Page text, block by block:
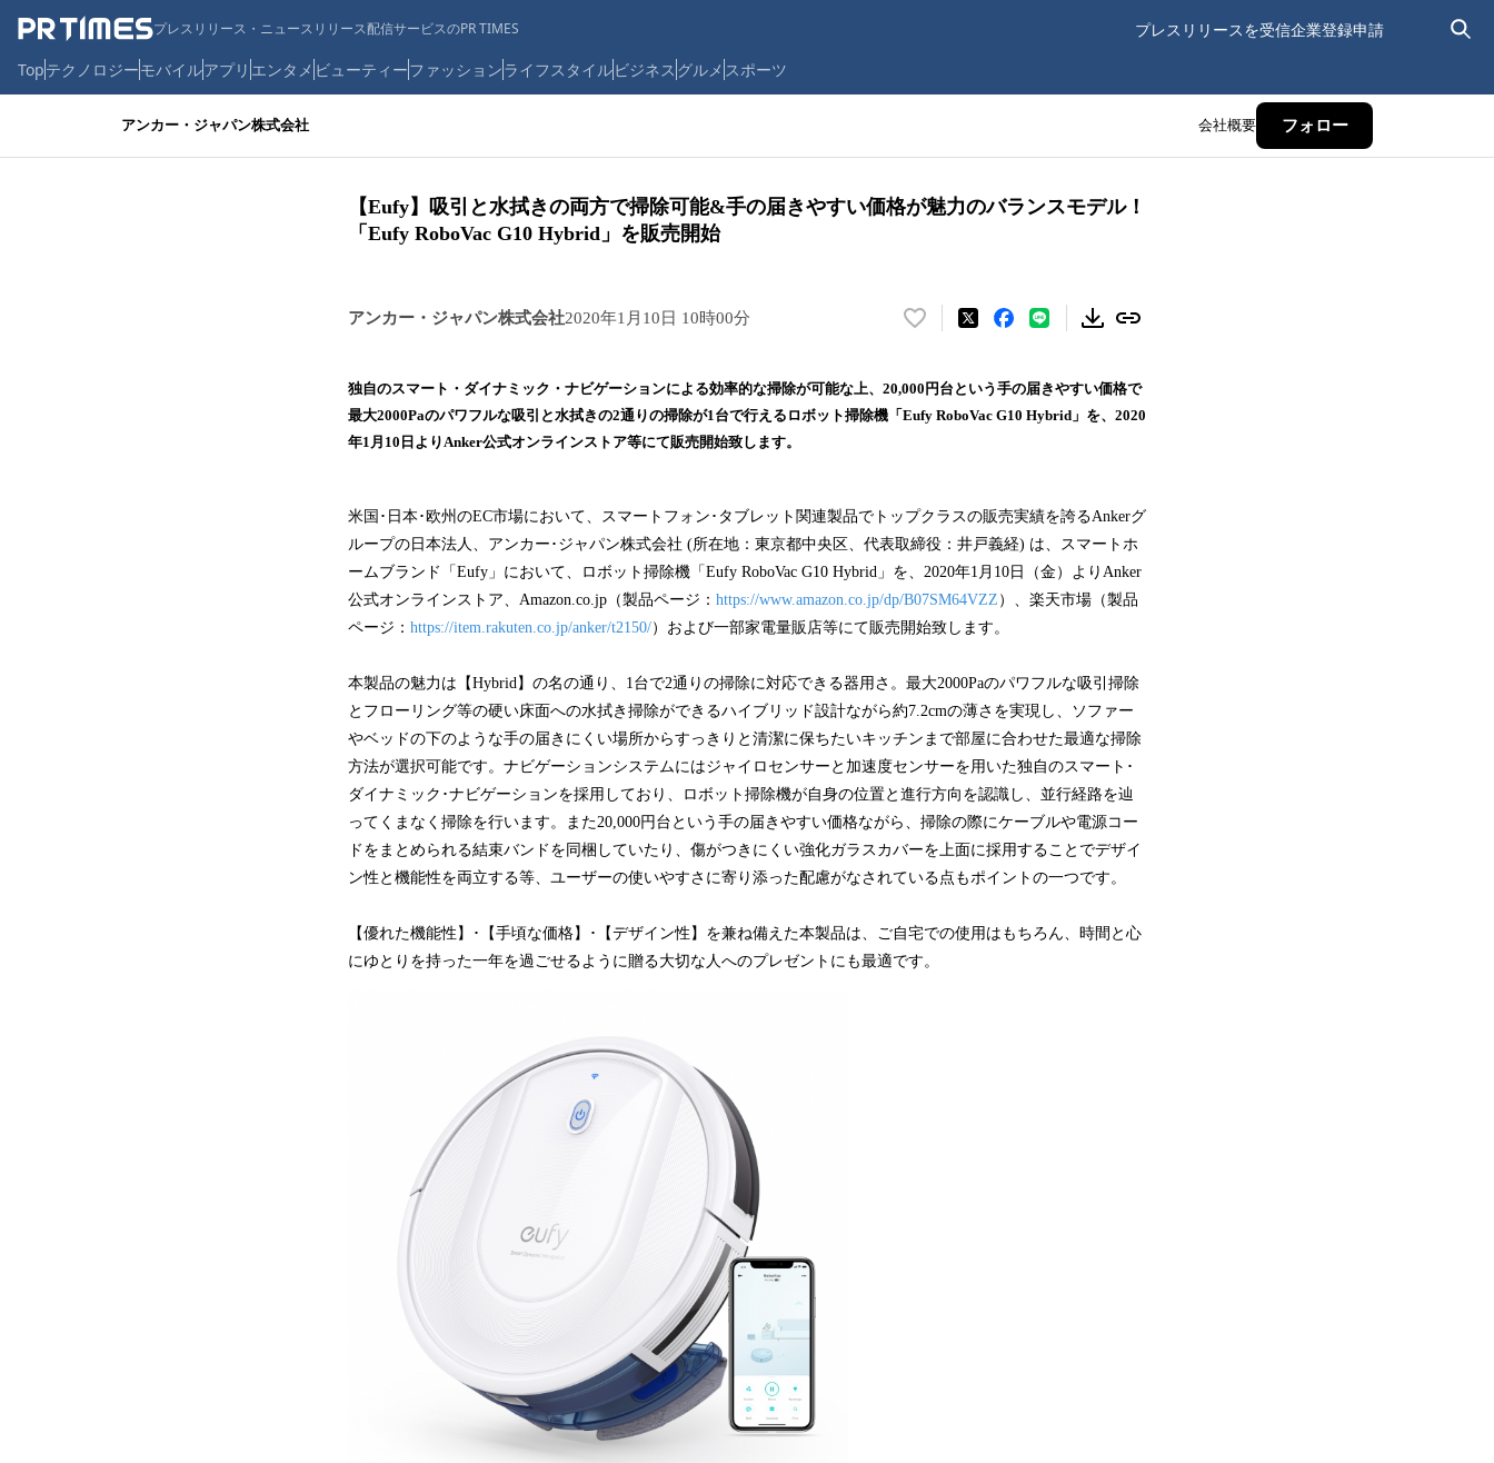
プレスリリース・ニュースリリース配信サービスのPR TIMES プレスリリースを受信企業登録申請
Topテクノロジーモバイルアプリ エンタメ ビューティーファッションライフスタイルビジネス グルメ スポーツ
アンカー・ジャパン株式会社 会社概要 フォロー
【Eufy】吸引と水拭きの両方で掃除可能&手の届きやすい価格が魅力のバランスモデル！
「Eufy RoboVac G10 Hybrid」を販売開始
アンカー・ジャパン株式会社2020年1月10日 10時00分
い
！
数
込
み
中
す
独自のスマート・ダイナミック・ナビゲーションによる効率的な掃除が可能な上、20,000円台という手の届きやすい価格で
最大2000Paのパワフルな吸引と水拭きの2通りの掃除が1台で行えるロボット掃除機「Eufy RoboVac G10 Hybrid」を、2020
年1月10日よりAnker公式オンラインストア等にて販売開始致します。
米国･日本･欧州のEC市場において、スマートフォン･タブレット関連製品でトップクラスの販売実績を誇るAnkerグ
ループの日本法人、アンカー･ジャパン株式会社 (所在地：東京都中央区、代表取締役：井戸義経) は、スマートホ
ームブランド「Eufy」において、ロボット掃除機「Eufy RoboVac G10 Hybrid」を、2020年1月10日（金）よりAnker
公式オンラインストア、Amazon.co.jp（製品ページ： https://www.amazon.co.jp/dp/B07SM64VZZ ）、楽天市場（製品
ページ： https://item.rakuten.co.jp/anker/t2150/）および一部家電量販店等にて販売開始致します。
本製品の魅力は【Hybrid】の名の通り、1台で2通りの掃除に対応できる器用さ。最大2000Paのパワフルな吸引掃除
とフローリング等の硬い床面への水拭き掃除ができるハイブリッド設計ながら約7.2cmの薄さを実現し、ソファー
やベッドの下のような手の届きにくい場所からすっきりと清潔に保ちたいキッチンまで部屋に合わせた最適な掃除
方法が選択可能です。ナビゲーションシステムにはジャイロセンサーと加速度センサーを用いた独自のスマート･
ダイナミック･ナビゲーションを採用しており、ロボット掃除機が自身の位置と進行方向を認識し、並行経路を辿
ってくまなく掃除を行います。また20,000円台という手の届きやすい価格ながら、掃除の際にケーブルや電源コー
ドをまとめられる結束バンドを同梱していたり、傷がつきにくい強化ガラスカバーを上面に採用することでデザイ
ン性と機能性を両立する等、ユーザーの使いやすさに寄り添った配慮がなされている点もポイントの一つです。
【優れた機能性】･【手頃な価格】･【デザイン性】を兼ね備えた本製品は、ご自宅での使用はもちろん、時間と心
にゆとりを持った一年を過ごせるように贈る大切な人へのプレゼントにも最適です。